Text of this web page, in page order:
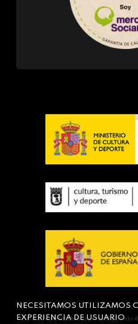
Actividad subvencionada por el Ministerio
NECESITAMOS UTILIZAMOS
EXPERIENCIA DE USUARIO